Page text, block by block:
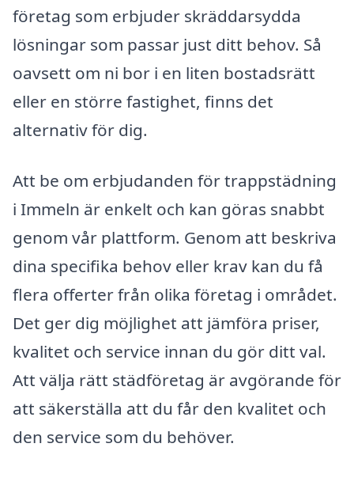
företag som erbjuder skräddarsydda
lösningar som passar just ditt behov. Så
oavsett om ni bor i en liten bostadsrätt
eller en större fastighet, finns det
alternativ för dig.
Att be om erbjudanden för trappstädning
i Immeln är enkelt och kan göras snabbt
genom vår plattform. Genom att beskriva
dina specifika behov eller krav kan du få
flera offerter från olika företag i området.
Det ger dig möjlighet att jämföra priser,
kvalitet och service innan du gör ditt val.
Att välja rätt städföretag är avgörande för
att säkerställa att du får den kvalitet och
den service som du behöver.